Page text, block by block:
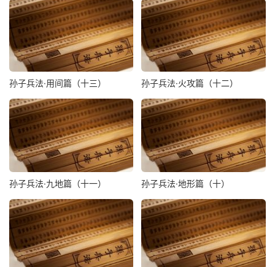
孙子兵法·用间篇（十三） 孙子兵法·火攻篇（十二）
孙子兵法·九地篇（十一） 孙子兵法·地形篇（十）